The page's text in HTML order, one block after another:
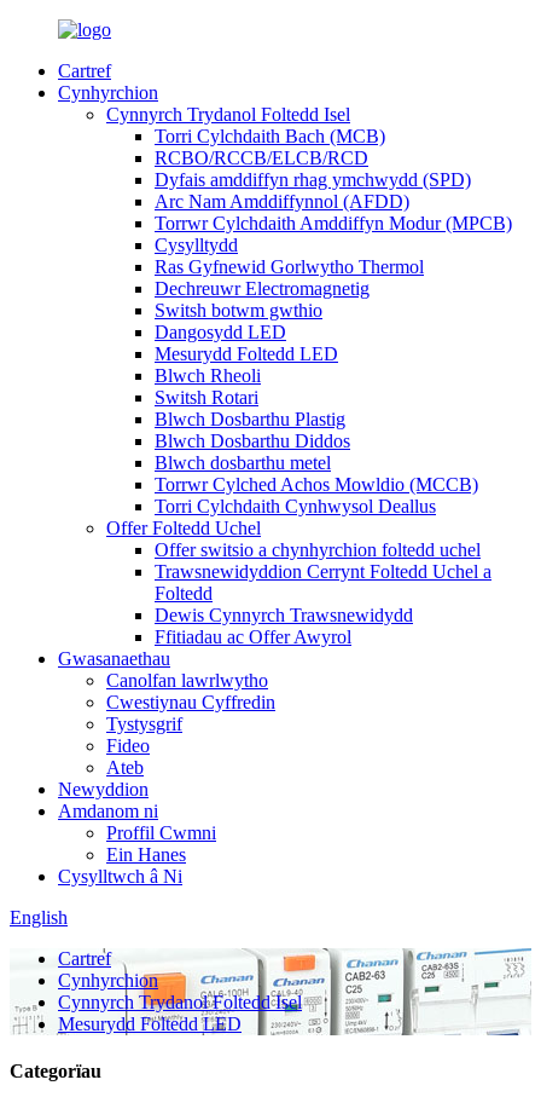
Cartref
Cynhyrchion
Cynnyrch Trydanol Foltedd Isel
Torri Cylchdaith Bach (MCB)
RCBO/RCCB/ELCB/RCD
Dyfais amddiffyn rhag ymchwydd (SPD)
Arc Nam Amddiffynnol (AFDD)
Torrwr Cylchdaith Amddiffyn Modur (MPCB)
Cysylltydd
Ras Gyfnewid Gorlwytho Thermol
Dechreuwr Electromagnetig
Switsh botwm gwthio
Dangosydd LED
Mesurydd Foltedd LED
Blwch Rheoli
Switsh Rotari
Blwch Dosbarthu Plastig
Blwch Dosbarthu Diddos
Blwch dosbarthu metel
Torrwr Cylched Achos Mowldio (MCCB)
Torri Cylchdaith Cynhwysol Deallus
Offer Foltedd Uchel
Offer switsio a chynhyrchion foltedd uchel
Trawsnewidyddion Cerrynt Foltedd Uchel a
Foltedd
Dewis Cynnyrch Trawsnewidydd
Ffitiadau ac Offer Awyrol
Gwasanaethau
Canolfan lawrlwytho
Cwestiynau Cyffredin
Tystysgrif
Fideo
Ateb
Newyddion
Amdanom ni
Proffil Cwmni
Ein Hanes
Cysylltwch â Ni
English
Cartref
Cynhyrchion
Cynnyrch Trydanol Foltedd Isel
Mesurydd Foltedd LED
Categorïau